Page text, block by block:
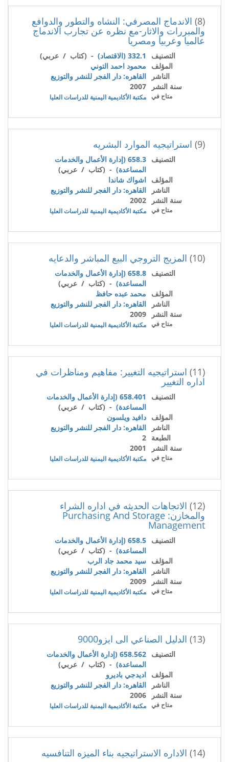
(8) الاندماج المصرفي: النشاه والتطور والدوافع
والمبررات والاثار-مع نظره عن تجارب الاندماج
عالميا وعربيا ومصريا
التصنيف 332.1 (الاقتصاد)
- (كتاب / عربي)
المؤلف
محمود احمد التوني
الناشر
القاهره: دار الفجر للنشر والتوزيع
سنة النشر
2007
متاح في مكتبة الأكاديمية اليمنية للدراسات العليا
(9) استراتيجيه الموارد البشريه
التصنيف
658.3 (إدارة الأعمال والخدمات
المساعدة) - (كتاب / عربي)
المؤلف اشواك شاندا
الناشر
القاهره: دار الفجر للنشر والتوزيع
سنة النشر
2002
متاح في مكتبة الأكاديمية اليمنية للدراسات العليا
(10) المزيج التروجي البيع المباشر والدعايه
التصنيف
658.8 (إدارة الأعمال والخدمات
المساعدة) - (كتاب / عربي)
المؤلف
محمد عبده حافظ
الناشر
القاهره: دار الفجر للنشر والتوزيع
سنة النشر
2009
متاح في مكتبة الأكاديمية اليمنية للدراسات العليا
(11) استراتيجيه التغيير: مفاهيم ومناظرات في
اداره التغيير
التصنيف
658.401 (إدارة الأعمال والخدمات
المساعدة) - (كتاب / عربي)
المؤلف دافيد ويلسون
الناشر
القاهره: دار الفجر للنشر والتوزيع
الطبعة 2
سنة النشر
2001
متاح في مكتبة الأكاديمية اليمنية للدراسات العليا
(12) الاتجاهات الحديثه في اداره الشراء
والمخازن: Purchasing And Storage
Management
التصنيف
658.5 (إدارة الأعمال والخدمات
المساعدة) - (كتاب / عربي)
المؤلف سيد محمد جاد الرب
الناشر
القاهره: دار الفجر للنشر والتوزيع
سنة النشر
2009
متاح في مكتبة الأكاديمية اليمنية للدراسات العليا
(13) الدليل الصناعي الى ايزو9000
التصنيف
658.562 (إدارة الأعمال والخدمات
المساعدة) - (كتاب / عربي)
المؤلف اديدجي باديرو
الناشر
القاهره: دار الفجر للنشر والتوزيع
سنة النشر
2006
متاح في مكتبة الأكاديمية اليمنية للدراسات العليا
(14) الاداره الاستراتيجيه بناء الميزه التنافسيه